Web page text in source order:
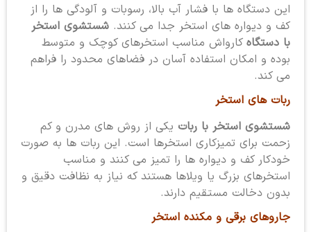
این دستگاه ها با فشار آب بالا، رسوبات و آلودگی ها را از
کف و دیواره های استخر جدا می کنند. شستشوی استخر
با دستگاهکارواش مناسب استخرهای کوچک و متوسط
بوده و امکان استفاده آسان در فضاهای محدود را فراهم
می کند.
ربات های استخر
شستشوی استخر با رباتیکی از روش های مدرن و کم
زحمت برای تمیزکاری استخرها است. این ربات ها به صورت
خودکار کف و دیواره ها را تمیز می کنند و مناسب
استخرهای بزرگ یا ویلاها هستند که نیاز به نظافت دقیق و
بدون دخالت مستقیم دارند.
جاروهای برقی و مکنده استخر